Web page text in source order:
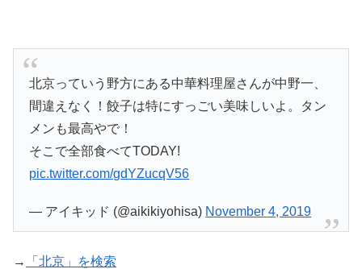
北京っていう野方にある中華料理屋さんが中野一、
間違えなく！餃子は特にすっごい美味しいよ。タン
メンも最高やで！
そこで全部食べてTODAY!
pic.twitter.com/gdYZucqV56
— アイキッド (@aikikiyohisa) November 4, 2019
→ 「北京」を検索